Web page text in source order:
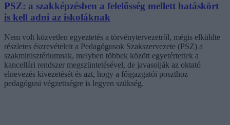
PSZ: a szakképzésben a felelősség mellett hatáskört
is kell adni az iskoláknak
Nem volt közvetlen egyeztetés a törvénytervezetről, mégis elküldte
részletes észrevételeit a Pedagógusok Szakszervezete (PSZ) a
szakminisztériumnak, melyben többek között egyetértettek a
kancellári rendszer megszüntetésével, de javasolják az oktató
elnevezés kivezetését és azt, hogy a főigazgatói poszthoz
pedagógusi végzettségre is legyen szükség.